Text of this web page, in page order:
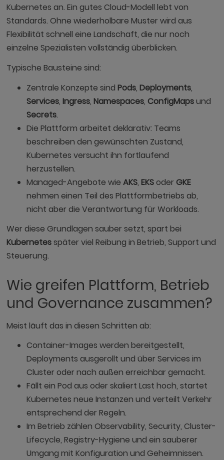
Kubernetes an. Ein gutes Cloud-Modell lebt von
Standards. Ohne wiederholbare Muster wird aus
Flexibilität schnell eine Landschaft, die nur noch
einzelne Spezialisten vollständig überblicken.
Typische Bausteine sind:
Zentrale Konzepte sind Pods, Deployments,
Services, Ingress, Namespaces, ConfigMapsund
Secrets.
Die Plattform arbeitet deklarativ: Teams
beschreiben den gewünschten Zustand,
Kubernetes versucht ihn fortlaufend
herzustellen.
Managed-Angebote wie AKS, EKSoder GKE
nehmen einen Teil des Plattformbetriebs ab,
nicht aber die Verantwortung für Workloads.
Wer diese Grundlagen sauber setzt, spart bei
Kubernetesspäter viel Reibung in Betrieb, Support und
Steuerung.
Wie greifen Plattform, Betrieb
und Governance zusammen?
Meist läuft das in diesen Schritten ab:
Container-Images werden bereitgestellt,
Deployments ausgerollt und über Services im
Cluster oder nach außen erreichbar gemacht.
Fällt ein Pod aus oder skaliert Last hoch, startet
Kubernetes neue Instanzen und verteilt Verkehr
entsprechend der Regeln.
Im Betrieb zählen Observability, Security, Cluster-
Lifecycle, Registry-Hygiene und ein sauberer
Umgang mit Konfiguration und Geheimnissen.